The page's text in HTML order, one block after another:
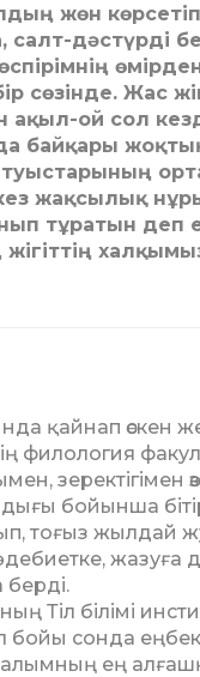
жөн
дәстүрді
сө­зін­­де. Жас
ақыл-ой сол
байқары
туыс­тары­ның
жақсылық
тұра­­тын деп
қайнап өскен
филология
зеректігімен
бойынша
тоғыз жылдай
жазуға
берді.
Тіл білімі
сонда ең­бек
ең